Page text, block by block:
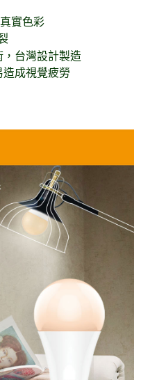
實色彩
台灣設計製造
成視覺疲勞